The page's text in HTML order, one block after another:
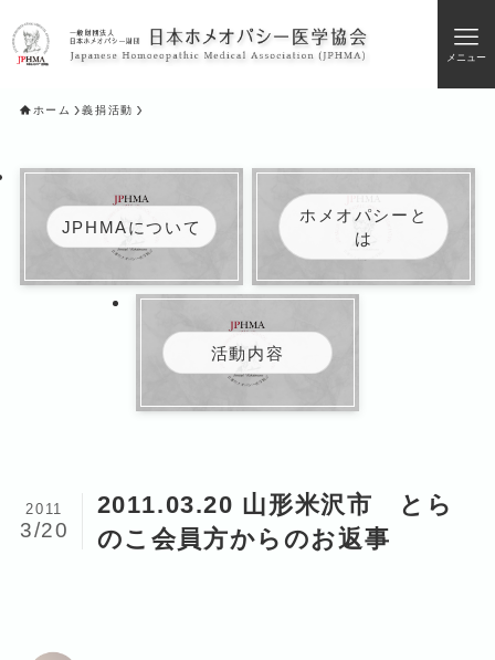
メニュー
ホーム 義捐活動
JPHMAについて
ホメオパシーと
は
活動内容
2011.03.20 山形米沢市 とら
のこ会員方からのお返事
2011
3/20